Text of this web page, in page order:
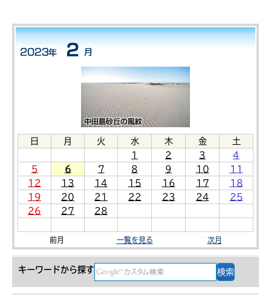
日 月 火 水 木 金
土
1
2 3
4
5
6 7 8 9 10
11
12
13 14 15 16 17
18
19
20 21 22 23 24
25
26
27 28
前月 一覧を見る 次月
キーワードから探す